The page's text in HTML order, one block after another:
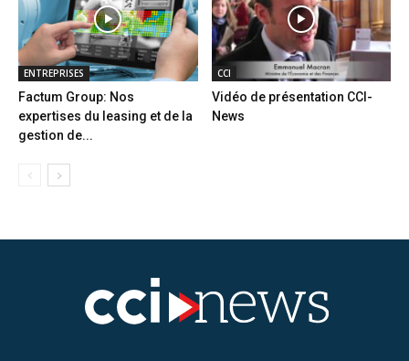
ENTREPRISES
Factum Group: Nos
expertises du leasing et de la
gestion de...
CCI
Vidéo de présentation CCI-
News